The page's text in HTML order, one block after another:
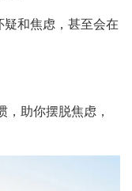
和焦虑，甚至会在
，助你摆脱焦虑，